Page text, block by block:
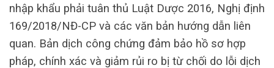
nhập khẩu phải tuân thủ Luật Dược 2016, Nghị định
169/2018/NĐ-CP và các văn bản hướng dẫn liên
quan. Bản dịch công chứng đảm bảo hồ sơ hợp
pháp, chính xác và giảm rủi ro bị từ chối do lỗi dịch